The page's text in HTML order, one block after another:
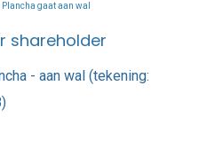
Plancha gaat aan wal
shareholder